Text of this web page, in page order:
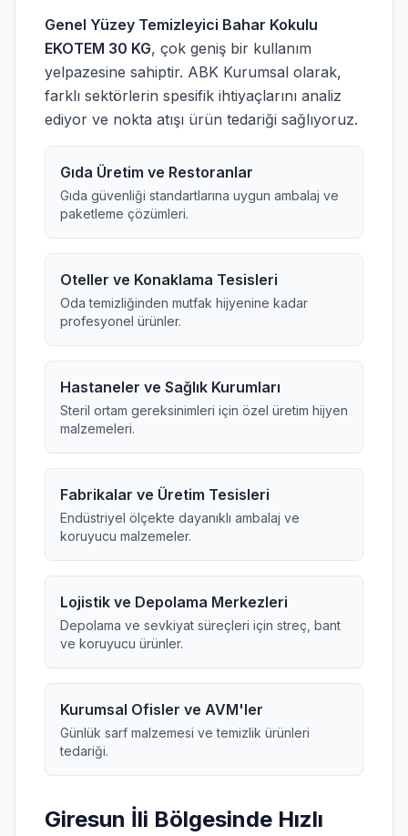
Genel Yüzey Temizleyici Bahar Kokulu
EKOTEM 30 KG, çok geniş bir kullanım
yelpazesine sahiptir. ABK Kurumsal olarak,
farklı sektörlerin spesifik ihtiyaçlarını analiz
ediyor ve nokta atışı ürün tedariği sağlıyoruz.
Gıda Üretim ve Restoranlar
Gıda güvenliği standartlarına uygun ambalaj ve
paketleme çözümleri.
Oteller ve Konaklama Tesisleri
Oda temizliğinden mutfak hijyenine kadar
profesyonel ürünler.
Hastaneler ve Sağlık Kurumları
Steril ortam gereksinimleri için özel üretim hijyen
malzemeleri.
Fabrikalar ve Üretim Tesisleri
Endüstriyel ölçekte dayanıklı ambalaj ve
koruyucu malzemeler.
Lojistik ve Depolama Merkezleri
Depolama ve sevkiyat süreçleri için streç, bant
ve koruyucu ürünler.
Kurumsal Ofisler ve AVM'ler
Günlük sarf malzemesi ve temizlik ürünleri
tedariği.
Giresun İli Bölgesinde Hızlı